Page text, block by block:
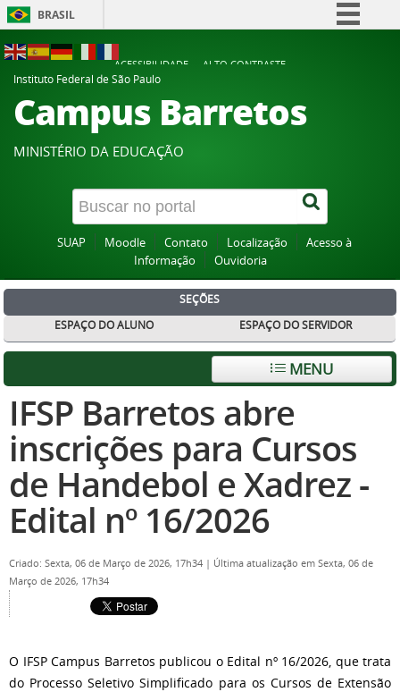
BRASIL
Participe
Acesso à informação
Canais
ACESSIBILIDADE
ALTO CONTRASTE
Instituto Federal de São Paulo
Campus Barretos
MINISTÉRIO DA EDUCAÇÃO
SUAP Moodle Contato Localização
Acesso à
Informação
Ouvidoria
SEÇÕES
ESPAÇO DO ALUNO
ESPAÇO DO SERVIDOR
MENU
IFSP Barretos abre
inscrições para Cursos
de Handebol e Xadrez -
Edital nº 16/2026
Criado: Sexta, 06 de Março de 2026, 17h34 | Última atualização em Sexta, 06 de
Março de 2026, 17h34
O IFSP Campus Barretos publicou o Edital nº 16/2026, que trata
do Processo Seletivo Simplificado para os Cursos de Extensão